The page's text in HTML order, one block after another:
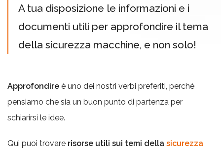
A tua disposizione le informazioni e i
documenti utili per approfondire il tema
della sicurezza macchine, e non solo!
Approfondire è uno dei nostri verbi preferiti, perché
pensiamo che sia un buon punto di partenza per
schiarirsi le idee.
Qui puoi trovare risorse utili sui temi della sicurezza